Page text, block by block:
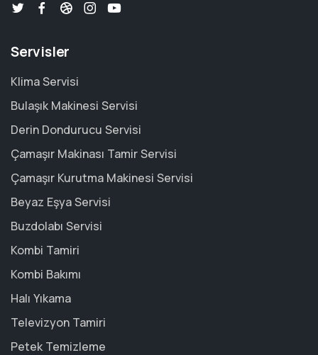
Servisler
Klima Servisi
Bulaşık Makinesi Servisi
Derin Dondurucu Servisi
Çamaşır Makinası Tamir Servisi
Çamaşır Kurutma Makinesi Servisi
Beyaz Eşya Servisi
Buzdolabı Servisi
Kombi Tamiri
Kombi Bakımı
Halı Yıkama
Televizyon Tamiri
Petek Temizleme